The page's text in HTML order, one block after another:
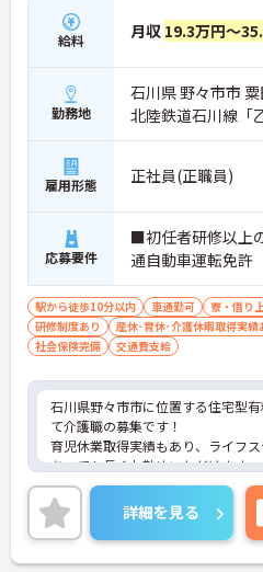
給料 月収 19.3万円～
勤務地
石川県 野々市市
北陸鉄道石川線「
雇用形態 正社員(正職員)
応募要件
■初任者研修以上
通自動車運転免許
駅から徒歩10分以内 車通勤可 寮・借り
研修制度あり
産休･育休･介護休暇取得実績
社会保険完備
交通費支給
石川県野々市市に位置する住宅型
て介護職の募集です！
育児休業取得実績もあり、ライフ
あっても長くお勤めいただけます。
ご興味ある方には、面接対策ポイ
詳細をお話しいたしますのでお気軽
い！
詳細を見る